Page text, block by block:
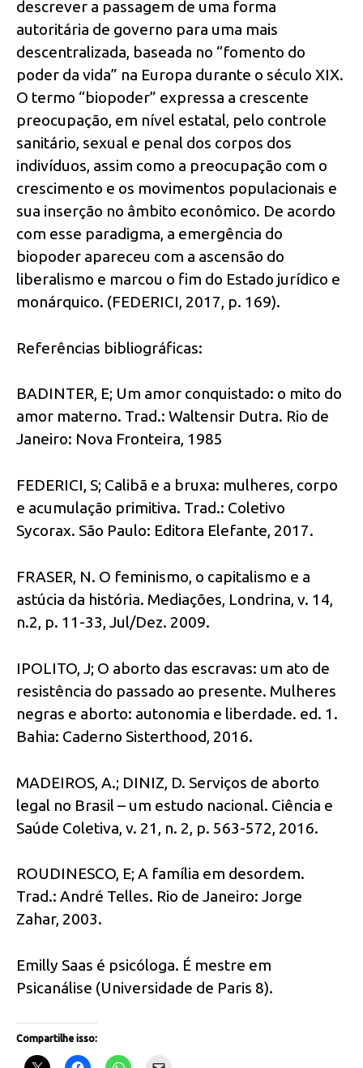
descrever a passagem de uma forma
autoritária de governo para uma mais
descentralizada, baseada no “fomento do
poder da vida” na Europa durante o século XIX.
O termo “biopoder” expressa a crescente
preocupação, em nível estatal, pelo controle
sanitário, sexual e penal dos corpos dos
indivíduos, assim como a preocupação com o
crescimento e os movimentos populacionais e
sua inserção no âmbito econômico. De acordo
com esse paradigma, a emergência do
biopoder apareceu com a ascensão do
liberalismo e marcou o fim do Estado jurídico e
monárquico. (FEDERICI, 2017, p. 169).
Referências bibliográficas:
BADINTER, E; Um amor conquistado: o mito do
amor materno. Trad.: Waltensir Dutra. Rio de
Janeiro: Nova Fronteira, 1985
FEDERICI, S; Calibã e a bruxa: mulheres, corpo
e acumulação primitiva. Trad.: Coletivo
Sycorax. São Paulo: Editora Elefante, 2017.
FRASER, N. O feminismo, o capitalismo e a
astúcia da história. Mediações, Londrina, v. 14,
n.2, p. 11-33, Jul/Dez. 2009.
IPOLITO, J; O aborto das escravas: um ato de
resistência do passado ao presente. Mulheres
negras e aborto: autonomia e liberdade. ed. 1.
Bahia: Caderno Sisterthood, 2016.
MADEIROS, A.; DINIZ, D. Serviços de aborto
legal no Brasil – um estudo nacional. Ciência e
Saúde Coletiva, v. 21, n. 2, p. 563-572, 2016.
ROUDINESCO, E; A família em desordem.
Trad.: André Telles. Rio de Janeiro: Jorge
Zahar, 2003.
Emilly Saas é psicóloga. É mestre em
Psicanálise (Universidade de Paris 8).
Compartilhe isso: